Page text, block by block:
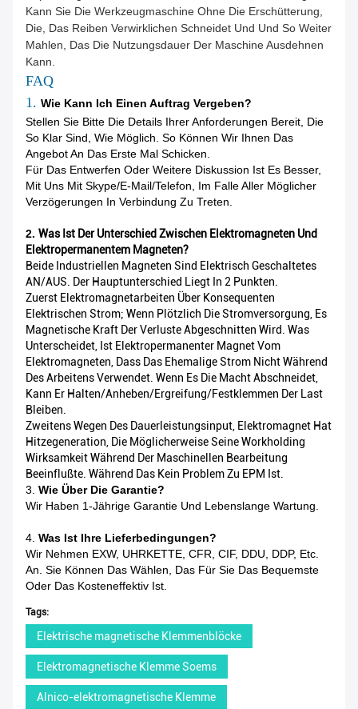
Kann Sie Die Werkzeugmaschine Ohne Die Erschütterung,
Die, Das Reiben Verwirklichen Schneidet Und Und So Weiter
Mahlen, Das Die Nutzungsdauer Der Maschine Ausdehnen
Kann.
FAQ
1. Wie Kann Ich Einen Auftrag Vergeben?
Stellen Sie Bitte Die Details Ihrer Anforderungen Bereit, Die
So Klar Sind, Wie Möglich. So Können Wir Ihnen Das
Angebot An Das Erste Mal Schicken.
Für Das Entwerfen Oder Weitere Diskussion Ist Es Besser,
Mit Uns Mit Skype/E-Mail/Telefon, Im Falle Aller Möglicher
Verzögerungen In Verbindung Zu Treten.
2. Was Ist Der Unterschied Zwischen Elektromagneten Und
Elektropermanentem Magneten?
Beide Industriellen Magneten Sind Elektrisch Geschaltetes
AN/AUS. Der Hauptunterschied Liegt In 2 Punkten.
Zuerst Elektromagnetarbeiten Über Konsequenten
Elektrischen Strom; Wenn Plötzlich Die Stromversorgung, Es
Magnetische Kraft Der Verluste Abgeschnitten Wird. Was
Unterscheidet, Ist Elektropermanenter Magnet Vom
Elektromagneten, Dass Das Ehemalige Strom Nicht Während
Des Arbeitens Verwendet. Wenn Es Die Macht Abschneidet,
Kann Er Halten/Anheben/Ergreifung/Festklemmen Der Last
Bleiben.
Zweitens Wegen Des Dauerleistungsinput, Elektromagnet Hat
Hitzegeneration, Die Möglicherweise Seine Workholding
Wirksamkeit Während Der Maschinellen Bearbeitung
Beeinflußte. Während Das Kein Problem Zu EPM Ist.
3. Wie Über Die Garantie?
Wir Haben 1-Jährige Garantie Und Lebenslange Wartung.
4. Was Ist Ihre Lieferbedingungen?
Wir Nehmen EXW, UHRKETTE, CFR, CIF, DDU, DDP, Etc.
An. Sie Können Das Wählen, Das Für Sie Das Bequemste
Oder Das Kosteneffektiv Ist.
Tags:
Elektrische magnetische Klemmenblöcke
Elektromagnetische Klemme Soems
Alnico-elektromagnetische Klemme